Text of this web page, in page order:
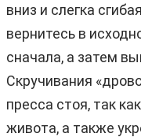
вниз и слегка
вернитесь в
сначала, а затем
Скручивания
пресса стоя, так
живота, а также